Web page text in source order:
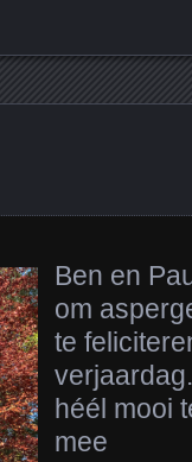
Ben en
om
te
héél mooi
mee